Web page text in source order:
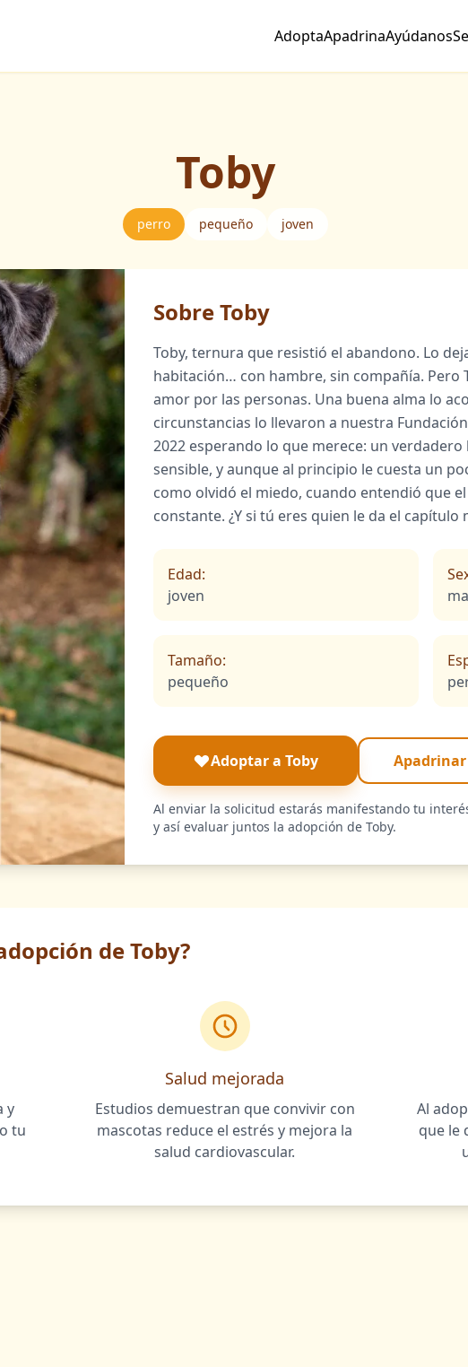
AdoptaApadrinaAyúdanos
Toby
perro pequeño joven
Sobre Toby
Toby, ternura que resistió el abandono. Lo
habitación… con hambre, sin compañía. Pero
amor por las personas. Una buena alma lo
circunstancias lo llevaron a nuestra
2022 esperando lo que merece: un verdadero
sensible, y aunque al principio le cuesta un
como olvidó el miedo, cuando entendió que
constante. ¿Y si tú eres quien le da el
Edad:
joven
Tamaño:
pequeño
Adoptar a Toby Apadrinar
Al enviar la solicitud estarás manifestando tu
y así evaluar juntos la adopción de Toby.
de Toby?
y
tu
Salud mejorada
Estudios demuestran que convivir con
mascotas reduce el estrés y mejora la
salud cardiovascular.
Al
que le